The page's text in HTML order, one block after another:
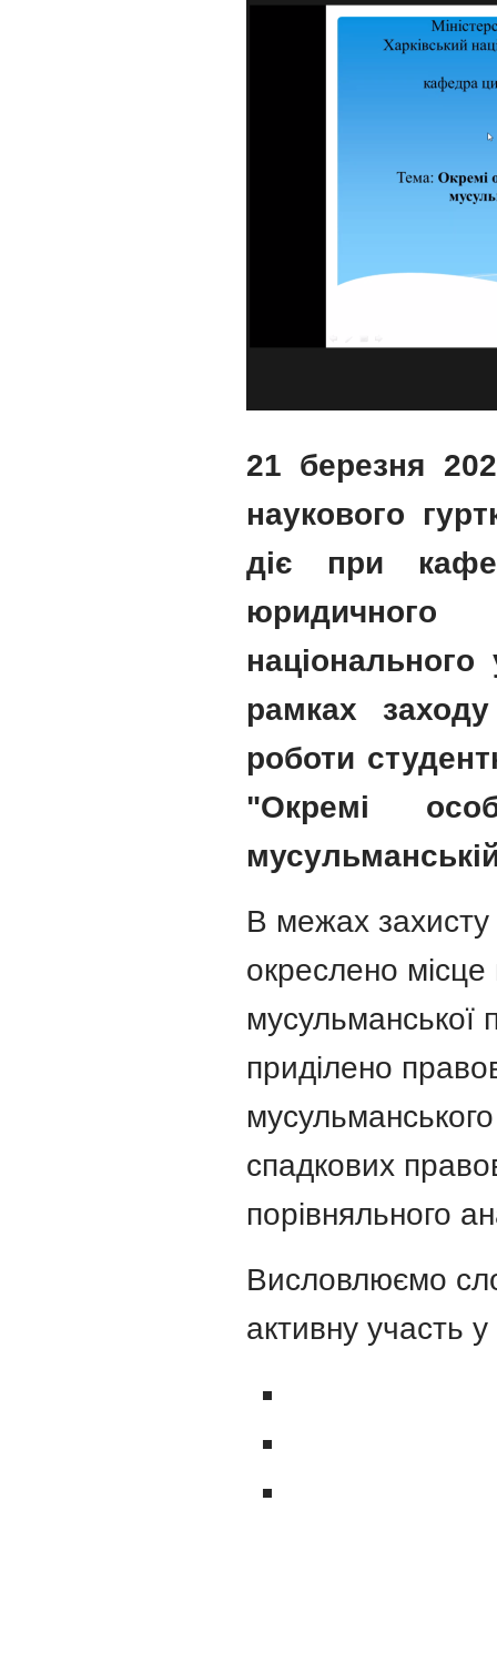
21 березня
наукового
діє при
рамках
роботи
"Окремі
В межах захисту
окреслено місце
мусульманської
приділено
спадкових
порівняльного
Висловлюємо
активну участь у